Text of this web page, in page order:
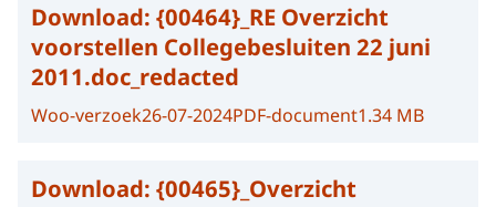
Download: {00464}_RE Overzicht
voorstellen Collegebesluiten 22 juni
2011.doc_redacted
Woo-verzoek26-07-2024PDF-document1.34 MB
Download: {00465}_Overzicht